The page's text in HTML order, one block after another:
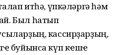
итһә, үпкәләргә һәм
Был һатып
кассирҙарҙың,
буйынса күп кҽшҽ